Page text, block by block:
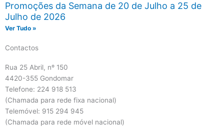
Promoções da Semana de 20 de Julho a 25 de
Julho de 2026
Ver Tudo »
Contactos
Rua 25 Abril, nº 150
4420-355 Gondomar
Telefone: 224 918 513
(Chamada para rede fixa nacional)
Telemóvel: 915 294 945
(Chamada para rede móvel nacional)